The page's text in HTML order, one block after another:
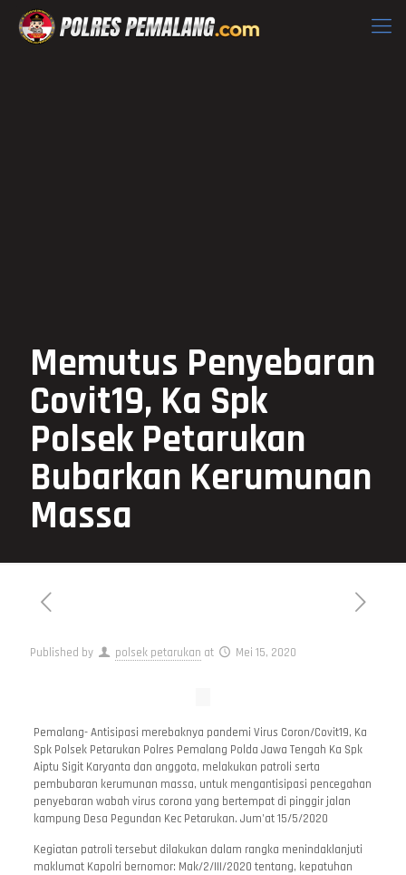
Memutus Penyebaran
Covit19, Ka Spk
Polsek Petarukan
Bubarkan Kerumunan
Massa
Published by polsek petarukan at Mei 15, 2020
Pemalang- Antisipasi merebaknya pandemi Virus Coron/Covit19, Ka
Spk Polsek Petarukan Polres Pemalang Polda Jawa Tengah Ka Spk
Aiptu Sigit Karyanta dan anggota, melakukan patroli serta
pembubaran kerumunan massa, untuk mengantisipasi pencegahan
penyebaran wabah virus corona yang bertempat di pinggir jalan
kampung Desa Pegundan Kec Petarukan. Jum’at 15/5/2020
Kegiatan patroli tersebut dilakukan dalam rangka menindaklanjuti
maklumat Kapolri bernomor: Mak/2/III/2020 tentang, kepatuhan